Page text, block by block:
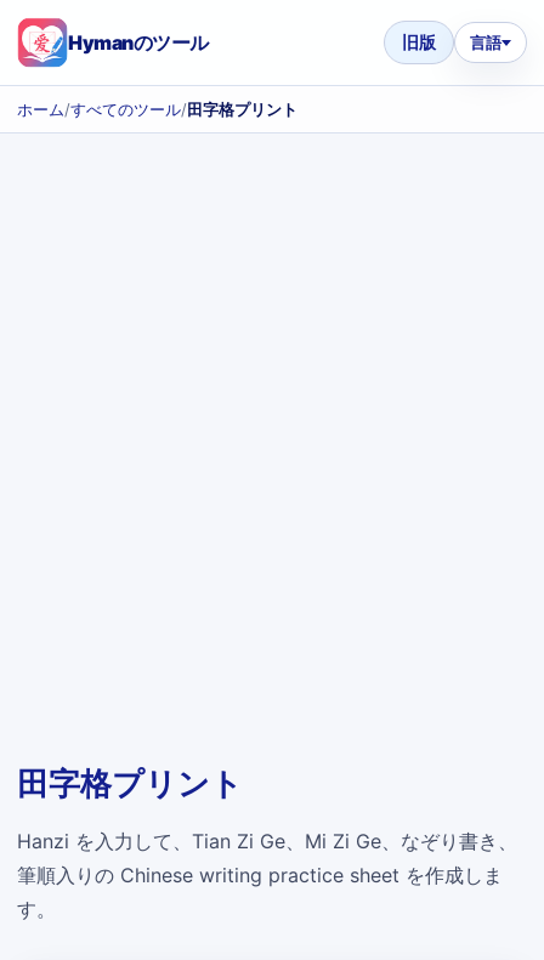
Hymanのツール 旧版 言語
ホーム/すべてのツール/田字格プリント
田字格プリント
Hanzi を入力して、Tian Zi Ge、Mi Zi Ge、なぞり書き、
筆順入りの Chinese writing practice sheet を作成しま
す。